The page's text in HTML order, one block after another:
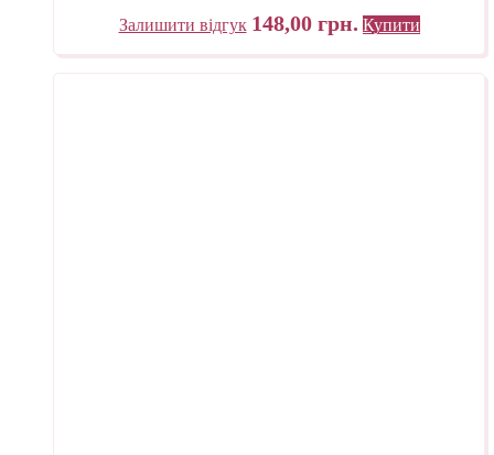
C.KREUL
Залишити відгук 148,00 грн. Купити